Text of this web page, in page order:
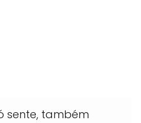
sente, também